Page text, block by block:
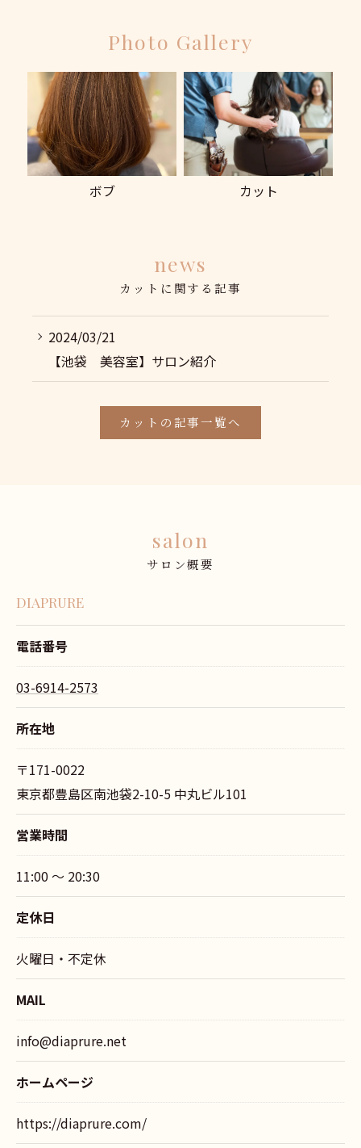
Photo Gallery
ボブ カット
news
カットに関する記事
2024/03/21
【池袋 美容室】サロン紹介
カットの記事一覧へ
salon
サロン概要
DIAPRURE
電話番号
03-6914-2573
所在地
〒171-0022
東京都豊島区南池袋2-10-5 中丸ビル101
営業時間
11:00 ～ 20:30
定休日
火曜日・不定休
MAIL
info@diaprure.net
ホームページ
https://diaprure.com/